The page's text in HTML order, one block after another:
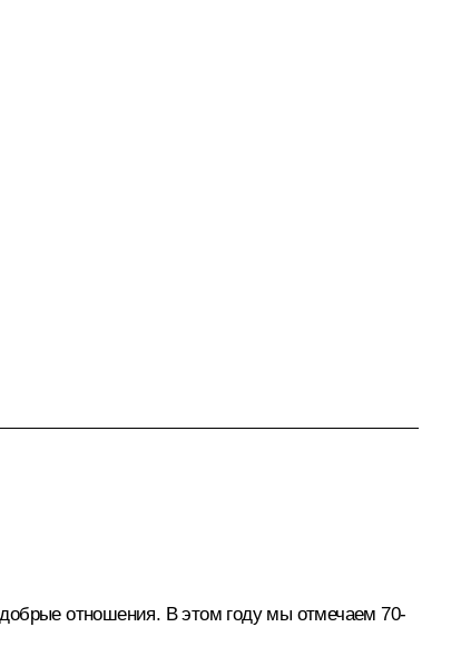
отношения. В этом году мы отмечаем 70-